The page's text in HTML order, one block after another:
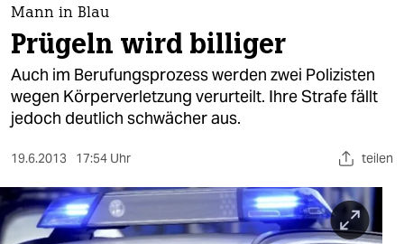
themen
politik
öko
gesellschaft
sport
Mann in Blau
Prügeln wird billiger
Auch im Berufungsprozess werden zwei Polizisten
wegen Körperverletzung verurteilt. Ihre Strafe fällt
jedoch deutlich schwächer aus.
19.6.2013 17:54 Uhr teilen